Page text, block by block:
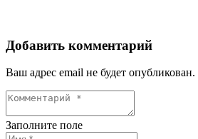
Добавить комментарий
Ваш адрес email не будет опубликован.
Заполните поле